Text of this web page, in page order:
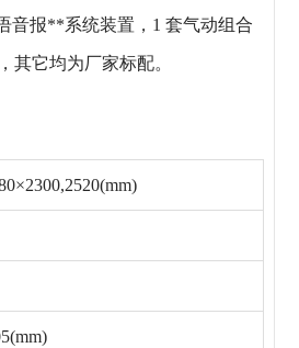
音报**系统装置，1 套气动组合
其它均为厂家标配。